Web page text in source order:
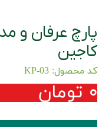
پارچ عرفان و
کاجین
کد محصول: KP-03
۰ تومان